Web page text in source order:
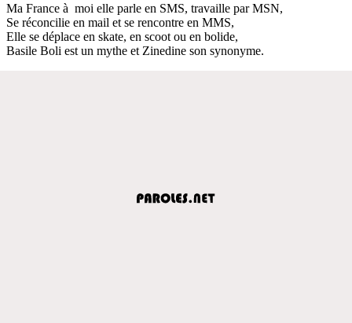
Ma France à moi elle parle en SMS, travaille par MSN,
Se réconcilie en mail et se rencontre en MMS,
Elle se déplace en skate, en scoot ou en bolide,
Basile Boli est un mythe et Zinedine son synonyme.